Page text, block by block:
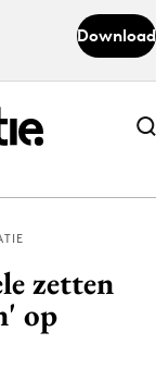
Download
Abonneer nu
Abonneer nu
Adformatie
zetten
op